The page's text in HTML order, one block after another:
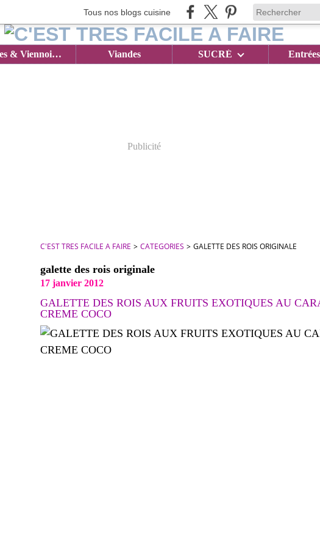
Tous nos blogs cuisine
Brioches & Viennoiseries Viandes SUCRÉ
Publicité
C'EST TRES FACILE A FAIRE > CATEGORIES > GALETTE DES ROIS ORIGINALE
galette des rois originale
17 janvier 2012
GALETTE DES ROIS AUX FRUITS EXOTIQUES AU
CREME COCO